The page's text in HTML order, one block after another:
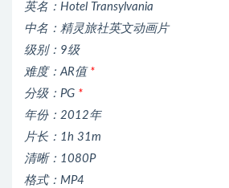
英名：Hotel Transylvania
中名：精灵旅社英文动画片
级别：9级
难度：AR值 *
分级：PG *
年份：2012年
片长：1h 31m
清晰：1080P
格式：MP4